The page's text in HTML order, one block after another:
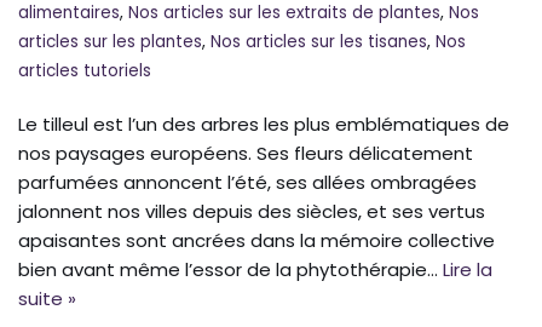
alimentaires, Nos articles sur les extraits de plantes, Nos
articles sur les plantes, Nos articles sur les tisanes, Nos
articles tutoriels
Le tilleul est l’un des arbres les plus emblématiques de
nos paysages européens. Ses fleurs délicatement
parfumées annoncent l’été, ses allées ombragées
jalonnent nos villes depuis des siècles, et ses vertus
apaisantes sont ancrées dans la mémoire collective
bien avant même l’essor de la phytothérapie… Lire la
suite »